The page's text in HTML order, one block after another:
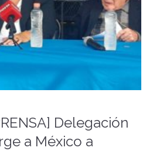
Delegación
a México a